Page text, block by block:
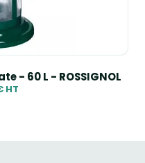
- 60 L - ROSSIGNOL
HT